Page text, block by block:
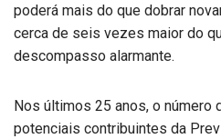
poderá mais do que dobrar
cerca de seis vezes maior do
descompasso alarmante.
Nos últimos 25 anos, o número
potenciais contribuintes da